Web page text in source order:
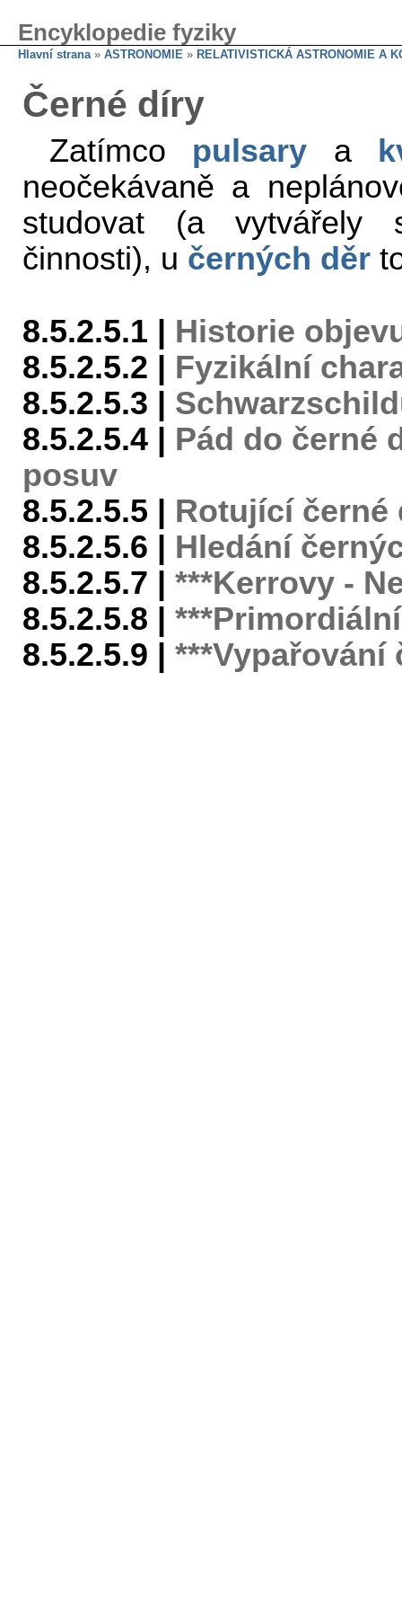
Encyklopedie fyziky
Hlavní strana» ASTRONOMIE » RELATIVISTICKÁ ASTRONOMIE A
Černé díry
Zatímco pulsary a
neočekávaně a
studovat (a vytvářely
činnosti), u černých děr
8.5.2.5.1 | Historie
8.5.2.5.2 | Fyzikální
8.5.2.5.3 |
8.5.2.5.4 | Pád do černé
posuv
8.5.2.5.5 | Rotující černé
8.5.2.5.6 | Hledání
8.5.2.5.7 | ***Kerrovy -
8.5.2.5.8 |
8.5.2.5.9 | ***Vypařování